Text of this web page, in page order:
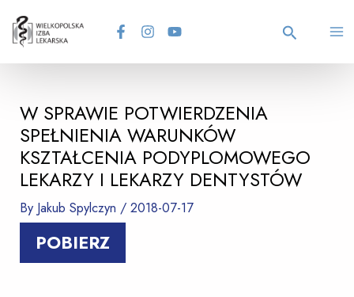
content Search
W SPRAWIE POTWIERDZENIA
SPEŁNIENIA WARUNKÓW
KSZTAŁCENIA PODYPLOMOWEGO
LEKARZY I LEKARZY DENTYSTÓW
By Jakub Spylczyn /2018-07-17
POBIERZ
navigation